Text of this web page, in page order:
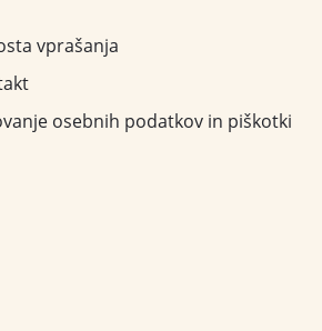
vprašanja
osebnih podatkov in piškotki